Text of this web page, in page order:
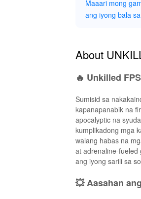
Maaari mong
ang iyong bala
About
🔥 Unkilled
Sumisid sa
kapanapanabik na
apocalyptic na
kumplikadong mga
walang habas na
at adrenaline-fueled
ang iyong sarili sa
💥 Aasahan